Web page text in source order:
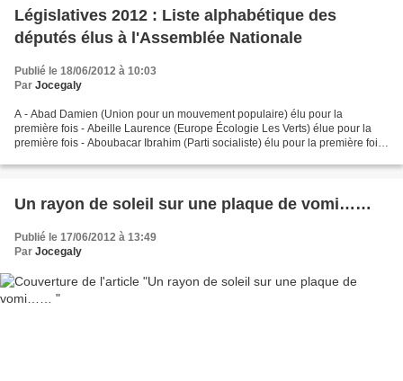
Législatives 2012 : Liste alphabétique des
députés élus à l'Assemblée Nationale
Publié le 18/06/2012 à 10:03
Par Jocegaly
A - Abad Damien (Union pour un mouvement populaire) élu pour la
première fois - Abeille Laurence (Europe Écologie Les Verts) élue pour la
première fois - Aboubacar Ibrahim (Parti socialiste) élu pour la première fois
Un rayon de soleil sur une plaque de vomi……
Publié le 17/06/2012 à 13:49
Par Jocegaly